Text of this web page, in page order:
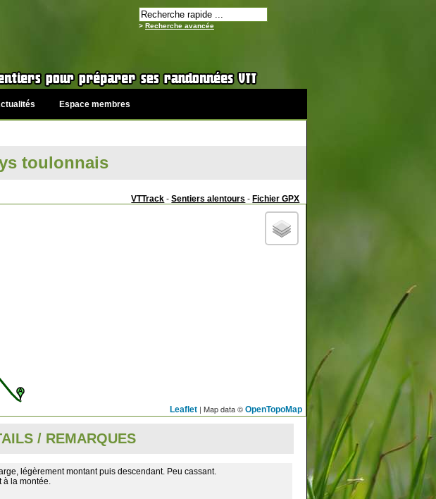
> Recherche avancée
Espace membres
toulonnais
VTTrack -Sentiers alentours -Fichier GPX
Leaflet | Map data © OpenTopoMap
/ REMARQUES
légèrement montant puis descendant. Peu cassant.
à la montée.